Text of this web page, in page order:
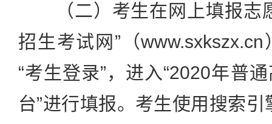
（二）考生在网上填报志
招生考试网”（
“考生登录”，进入“2020年普
台”进行填报。考生使用搜索